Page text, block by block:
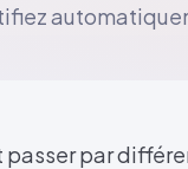
par